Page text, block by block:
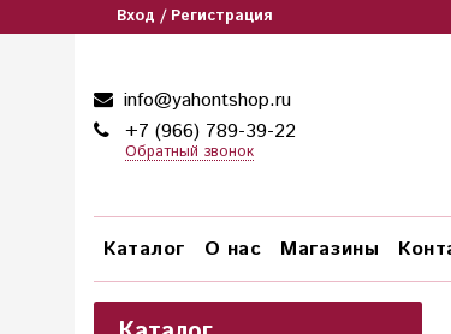
Вход / Регистрация
info@yahontshop.ru
+7 (966) 789-39-22
Обратный звонок
Каталог О нас Магазины